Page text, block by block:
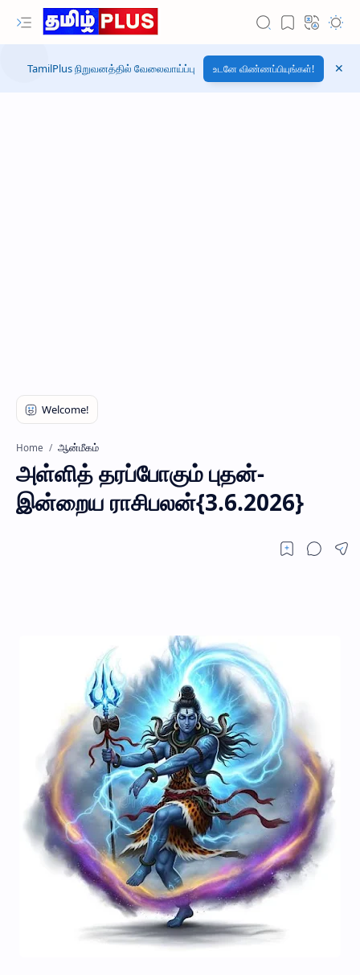
TamilPlus நிறுவனத்தில் வேலைவாய்ப்பு உடனே விண்ணப்பியுங்கள்!
Home ஆன்மீகம்
அள்ளித் தரப்போகும் புதன்-
இன்றைய ராசிபலன்{3.6.2026}